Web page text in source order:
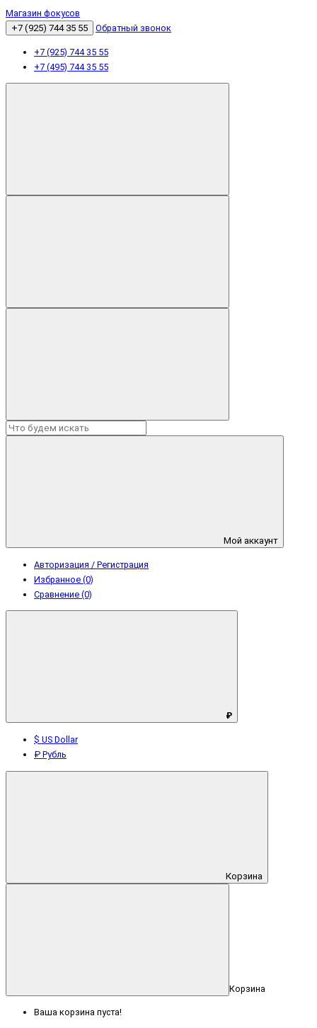
Магазин фокусов
+7 (925) 744 35 55
Обратный звонок
+7 (925) 744 35 55
+7 (495) 744 35 55
Мой аккаунт
Авторизация / Регистрация
Избранное (0)
Сравнение (0)
₽
$ US Dollar
₽ Рубль
Корзина
Корзина
Ваша корзина пуста!